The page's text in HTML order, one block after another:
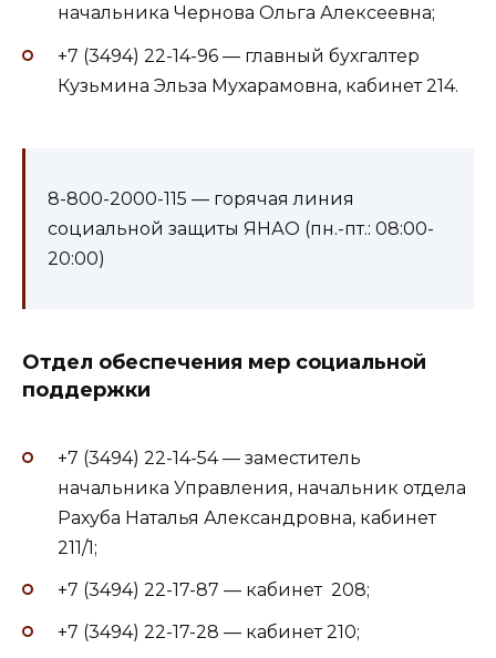
начальника Чернова Ольга Алексеевна;
+7 (3494) 22-14-96 — главный бухгалтер
Кузьмина Эльза Мухарамовна, кабинет 214.
8-800-2000-115 — горячая линия
социальной защиты ЯНАО (пн.-пт.: 08:00-
20:00)
Отдел обеспечения мер социальной
поддержки
+7 (3494) 22-14-54 — заместитель
начальника Управления, начальник отдела
Рахуба Наталья Александровна, кабинет
211/1;
+7 (3494) 22-17-87 — кабинет 208;
+7 (3494) 22-17-28 — кабинет 210;